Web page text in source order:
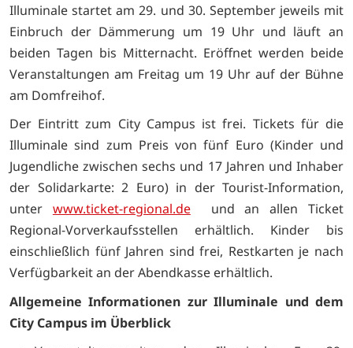
Illuminale startet am 29. und 30. September jeweils mit
Einbruch der Dämmerung um 19 Uhr und läuft an
beiden Tagen bis Mitternacht. Eröffnet werden beide
Veranstaltungen am Freitag um 19 Uhr auf der Bühne
am Domfreihof.
Der Eintritt zum City Campus ist frei. Tickets für die
Illuminale sind zum Preis von fünf Euro (Kinder und
Jugendliche zwischen sechs und 17 Jahren und Inhaber
der Solidarkarte: 2 Euro) in der Tourist-Information,
unter www.ticket-regional.deund an allen Ticket
Regional-Vorverkaufsstellen erhältlich. Kinder bis
einschließlich fünf Jahren sind frei, Restkarten je nach
Verfügbarkeit an der Abendkasse erhältlich.
Allgemeine Informationen zur Illuminale und dem
City Campus im Überblick